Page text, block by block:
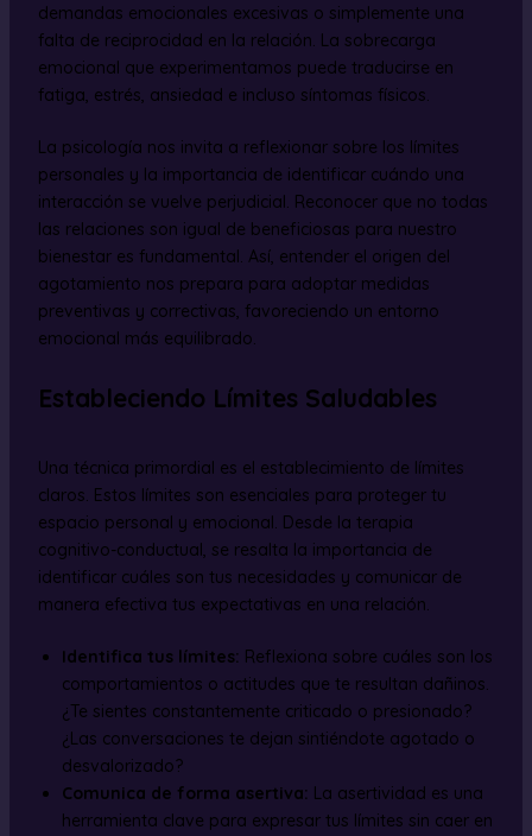
demandas emocionales excesivas o simplemente una
falta de reciprocidad en la relación. La sobrecarga
emocional que experimentamos puede traducirse en
fatiga, estrés, ansiedad e incluso síntomas físicos.
La psicología nos invita a reflexionar sobre los límites
personales y la importancia de identificar cuándo una
interacción se vuelve perjudicial. Reconocer que no todas
las relaciones son igual de beneficiosas para nuestro
bienestar es fundamental. Así, entender el origen del
agotamiento nos prepara para adoptar medidas
preventivas y correctivas, favoreciendo un entorno
emocional más equilibrado.
Estableciendo Límites Saludables
Una técnica primordial es el establecimiento de límites
claros. Estos límites son esenciales para proteger tu
espacio personal y emocional. Desde la terapia
cognitivo-conductual, se resalta la importancia de
identificar cuáles son tus necesidades y comunicar de
manera efectiva tus expectativas en una relación.
Identifica tus límites: Reflexiona sobre cuáles son los
comportamientos o actitudes que te resultan dañinos.
¿Te sientes constantemente criticado o presionado?
¿Las conversaciones te dejan sintiéndote agotado o
desvalorizado?
Comunica de forma asertiva: La asertividad es una
herramienta clave para expresar tus límites sin caer en